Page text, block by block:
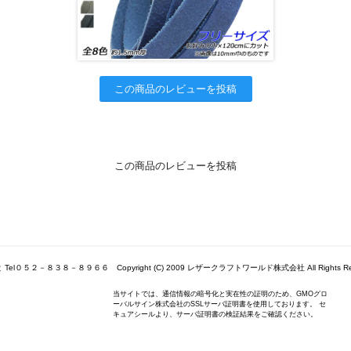
この商品のレビューを投稿
この商品のレビューを投稿
Tel０５２－８３８－８９６６ Copyright (C) 2009 レザークラフトワールド株式会社 All Rights
当サイトでは、通信情報の暗号化と実在性の証明のため、GMOグロ
ーバルサイン株式会社のSSLサーバ証明書を使用しております。 セ
キュアシールより、サーバ証明書の検証結果をご確認ください。